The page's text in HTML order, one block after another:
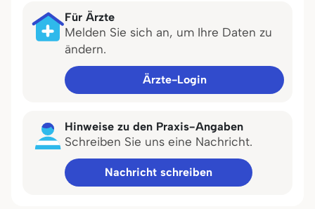
Für Ärzte
Melden Sie sich an, um Ihre Daten zu
ändern.
Ärzte-Login
Hinweise zu den Praxis-Angaben
Schreiben Sie uns eine Nachricht.
Nachricht schreiben